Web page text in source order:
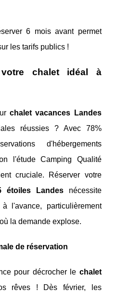
6 mois avant permet
les tarifs publics !
votre chalet idéal à
chalet vacances Landes
réussies ? Avec 78%
d'hébergements
l'étude Camping Qualité
cruciale. Réserver votre
étoiles Landesnécessite
l'avance, particulièrement
la demande explose.
de réservation
pour décrocher le chalet
rêves ! Dès février, les